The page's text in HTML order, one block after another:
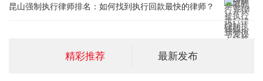
昆山强制执行律师排名：如何找到执行回款最快的律师？
精彩推荐 最新发布